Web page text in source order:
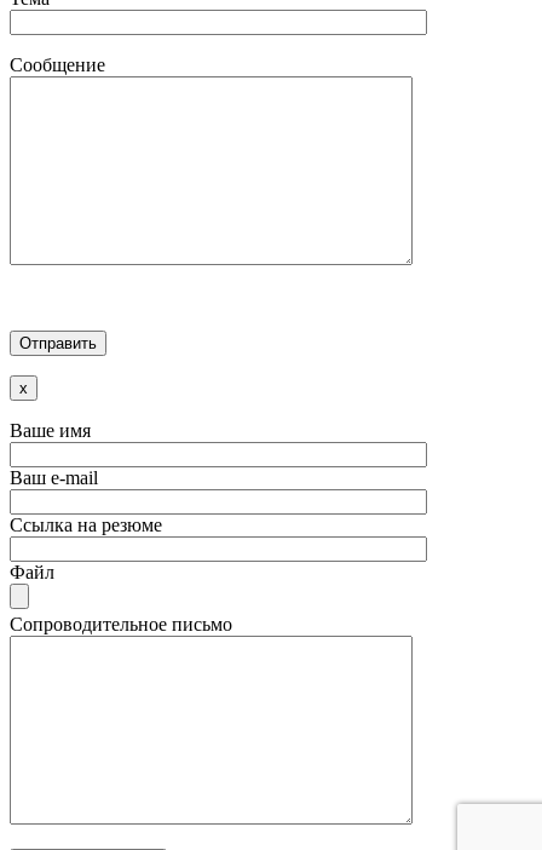
Сообщение
x
Ваше имя
Ваш e-mail
Ссылка на резюме
Файл
Сопроводительное письмо